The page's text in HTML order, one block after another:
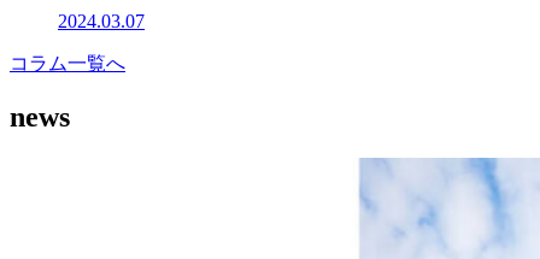
2024.03.07
コラム一覧へ
news